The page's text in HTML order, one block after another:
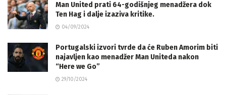
Man United prati 64-godišnjeg menadžera dok
Ten Hag i dalje izaziva kritike.
04/09/2024
Portugalski izvori tvrde da će Ruben Amorim biti
najavljen kao menadžer Man Uniteda nakon
“Here we Go”
29/10/2024